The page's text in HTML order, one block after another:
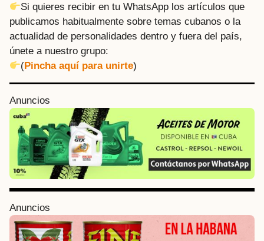
Si quieres recibir en tu WhatsApp los artículos que
publicamos habitualmente sobre temas cubanos o la
actualidad de personalidades dentro y fuera del país,
únete a nuestro grupo:
(Pincha aquí para unirte)
Anuncios
Anuncios
P
o
P
a
g
i
n
a